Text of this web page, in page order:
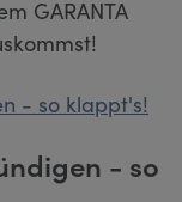
GARANTA
- so klappt's!
- so